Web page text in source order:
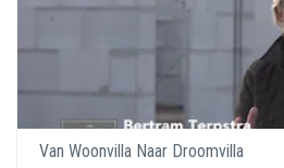
Van Woonvilla Naar Droomvilla